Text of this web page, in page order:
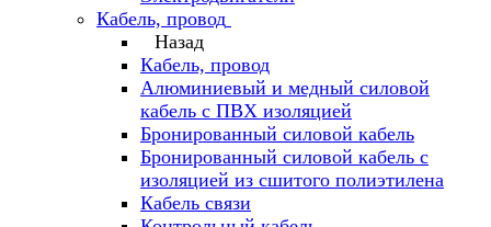
Кабель, провод
Назад
Кабель, провод
Алюминиевый и медный силовой
кабель с ПВХ изоляцией
Бронированный силовой кабель
Бронированный силовой кабель с
изоляцией из сшитого полиэтилена
Кабель связи